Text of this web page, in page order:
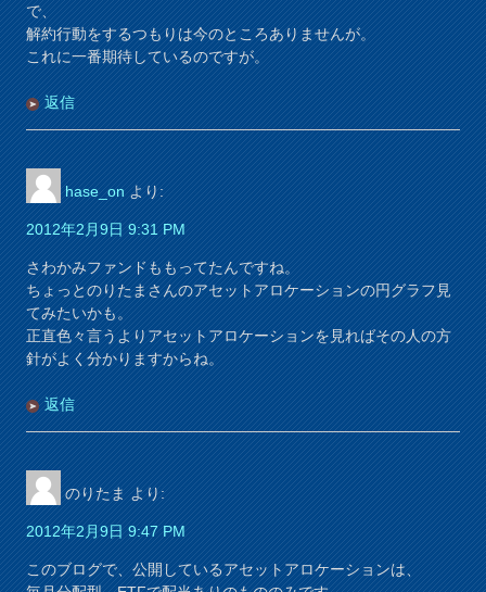
で、
解約行動をするつもりは今のところありませんが。
これに一番期待しているのですが。
返信
hase_on より:
2012年2月9日 9:31 PM
さわかみファンドももってたんですね。
ちょっとのりたまさんのアセットアロケーションの円グラフ見
てみたいかも。
正直色々言うよりアセットアロケーションを見ればその人の方
針がよく分かりますからね。
返信
のりたま より:
2012年2月9日 9:47 PM
このブログで、公開しているアセットアロケーションは、